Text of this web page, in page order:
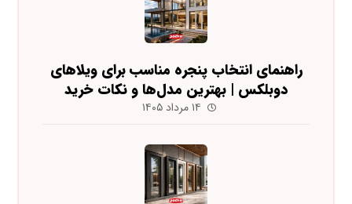
راهنمای انتخاب پنجره مناسب برای ویلاهای
دوبلکس | بهترین مدل‌ها و نکات خرید
۱۴ مرداد ۱۴۰۵